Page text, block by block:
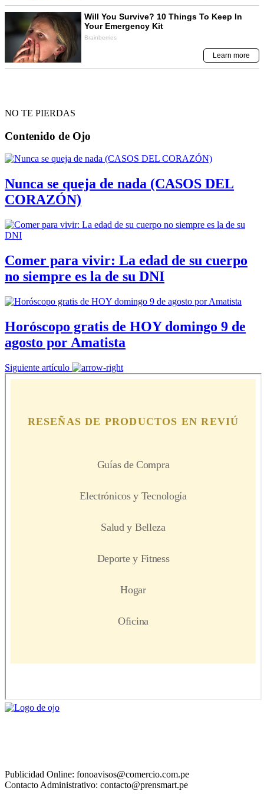
NO TE PIERDAS
Contenido de Ojo
Nunca se queja de nada (CASOS DEL
CORAZÓN)
Comer para vivir: La edad de su cuerpo
no siempre es la de su DNI
Horóscopo gratis de HOY domingo 9 de
agosto por Amatista
Siguiente artículo
Publicidad Online: fonoavisos@comercio.com.pe
Contacto Administrativo: contacto@prensmart.pe